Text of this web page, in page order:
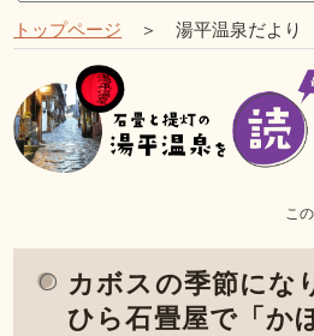
トップページ ＞ 湯平温泉だより
こ
カボスの季節にな
ひら石畳屋で「か